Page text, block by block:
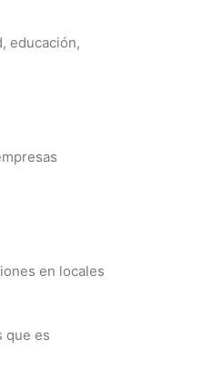
educación,
en locales
que es